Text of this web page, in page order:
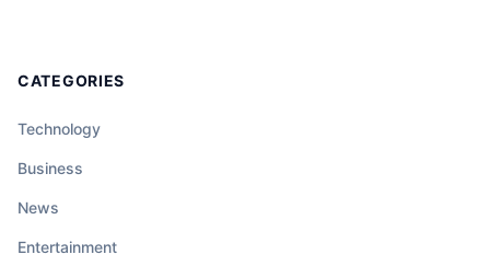
CATEGORIES
Technology
Business
News
Entertainment